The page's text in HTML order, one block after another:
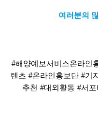
여러분의
#해양예보서비스온라인
텐츠 #온라인홍보단 #기
추천 #대외활동 #서